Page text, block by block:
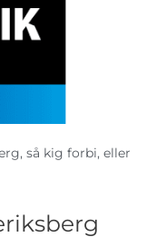
så kig forbi, eller